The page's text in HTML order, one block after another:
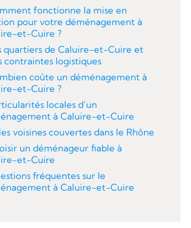
fonctionne la mise en
pour votre déménagement à
et-Cuire ?
quartiers de Caluire-et-Cuire et
contraintes logistiques
coûte un déménagement à
et-Cuire ?
locales d’un
à Caluire-et-Cuire
voisines couvertes dans le Rhône
un déménageur fiable à
et-Cuire
fréquentes sur le
à Caluire-et-Cuire